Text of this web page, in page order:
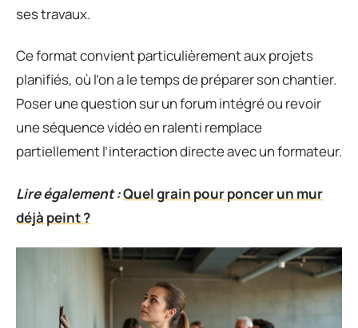
ses travaux.
Ce format convient particulièrement aux projets
planifiés, où l’on a le temps de préparer son chantier.
Poser une question sur un forum intégré ou revoir
une séquence vidéo en ralenti remplace
partiellement l’interaction directe avec un formateur.
Lire également :Quel grain pour poncer un mur
déjà peint ?